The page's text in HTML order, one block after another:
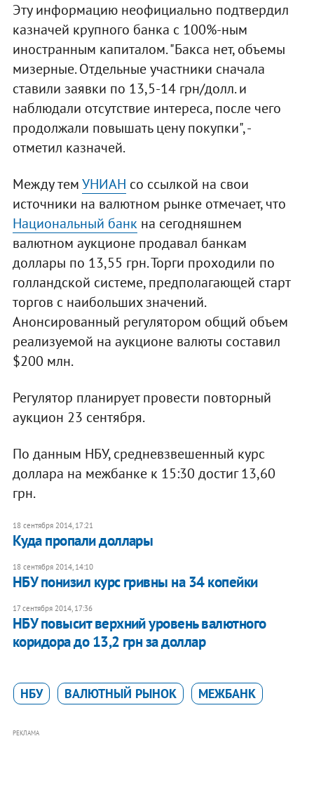
Эту информацию неофициально подтвердил
казначей крупного банка с 100%-ным
иностранным капиталом. "Бакса нет, объемы
мизерные. Отдельные участники сначала
ставили заявки по 13,5-14 грн/долл. и
наблюдали отсутствие интереса, после чего
продолжали повышать цену покупки", -
отметил казначей.
Между темУНИАН со ссылкой на свои
источники на валютном рынке отмечает, что
Национальный банк на сегодняшнем
валютном аукционе продавал банкам
доллары по 13,55 грн. Торги проходили по
голландской системе, предполагающей старт
торгов с наибольших значений.
Анонсированный регулятором общий объем
реализуемой на аукционе валюты составил
$200 млн.
Регулятор планирует провести повторный
аукцион 23 сентября.
По данным НБУ, средневзвешенный курс
доллара на межбанке к 15:30 достиг 13,60
грн.
18 сентября 2014, 17:21
Куда пропали доллары
18 сентября 2014, 14:10
НБУ понизил курс гривны на 34 копейки
17 сентября 2014, 17:36
НБУ повысит верхний уровень валютного
коридора до 13,2 грн за доллар
НБУ ВАЛЮТНЫЙ РЫНОК МЕЖБАНК
РЕКЛАМА